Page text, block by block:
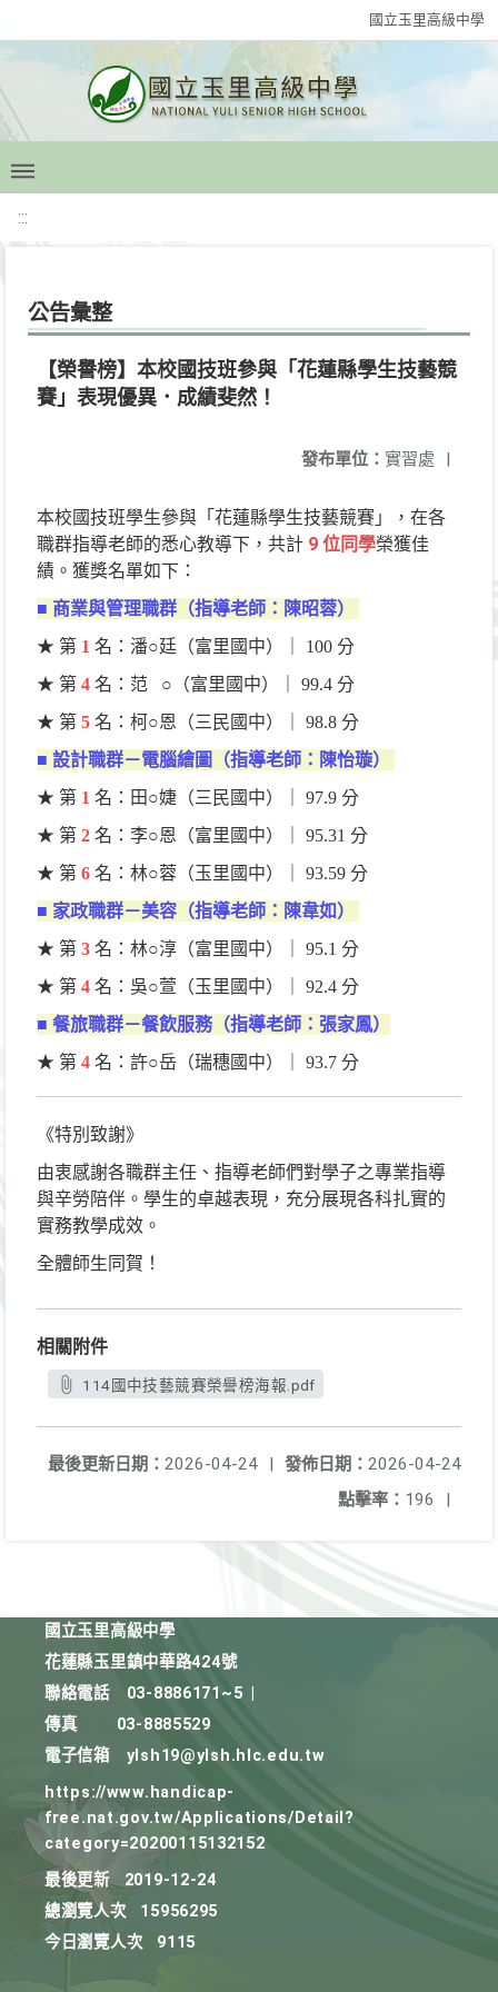
國立玉里高級中學
:::
公告彙整
【榮譽榜】本校國技班參與「花蓮縣學生技藝競
賽」表現優異．成績斐然！
發布單位： 實習處 |
本校國技班學生參與「花蓮縣學生技藝競賽」，在各
職群指導老師的悉心教導下，共計 9 位同學榮獲佳
績。獲獎名單如下：
■ 商業與管理職群（指導老師：陳昭蓉）
★ 第 1 名：潘○廷（富里國中）｜ 100 分
★ 第 4 名：范 ○（富里國中）｜ 99.4 分
★ 第 5 名：柯○恩（三民國中）｜ 98.8 分
■ 設計職群－電腦繪圖（指導老師：陳怡璇）
★ 第 1 名：田○婕（三民國中）｜ 97.9 分
★ 第 2 名：李○恩（富里國中）｜ 95.31 分
★ 第 6 名：林○蓉（玉里國中）｜ 93.59 分
■ 家政職群－美容（指導老師：陳韋如）
★ 第 3 名：林○淳（富里國中）｜ 95.1 分
★ 第 4 名：吳○萱（玉里國中）｜ 92.4 分
■ 餐旅職群－餐飲服務（指導老師：張家鳳）
★ 第 4 名：許○岳（瑞穗國中）｜ 93.7 分
《特別致謝》
由衷感謝各職群主任、指導老師們對學子之專業指導
與辛勞陪伴。學生的卓越表現，充分展現各科扎實的
實務教學成效。
全體師生同賀！
相關附件
114國中技藝競賽榮譽榜海報.pdf
發佈日期： 2026-04-24
最後更新日期： 2026-04-24
|
點擊率： 196 |
國立玉里高級中學
花蓮縣玉里鎮中華路424號
聯絡電話
03-8886171~5
傳真
03-8885529
電子信箱
ylsh19@ylsh.hlc.edu.tw
https://www.handicap-
free.nat.gov.tw/Applications/Detail?
category=20200115132152
最後更新
2019-12-24
總瀏覽人次
15956295
今日瀏覽人次
9115